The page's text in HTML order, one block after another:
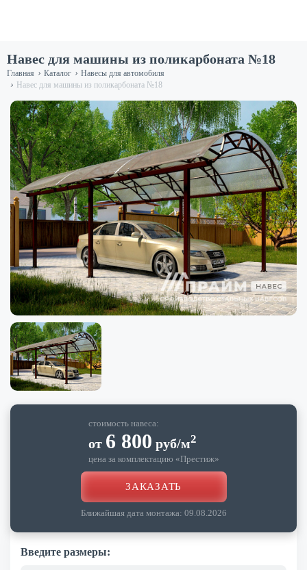
Навес для машины из поликарбоната №18
Главная › Каталог › Навесы для автомобиля
› Навес для машины из поликарбоната №18
стоимость навеса:
от 6 800 руб/м2
цена за комплектацию «Престиж»
ЗАКАЗАТЬ
Ближайшая дата монтажа: 09.08.2026
Введите размеры: